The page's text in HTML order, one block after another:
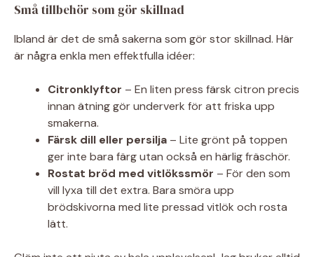
Små tillbehör som gör skillnad
Ibland är det de små sakerna som gör stor skillnad. Här
är några enkla men effektfulla idéer:
Citronklyftor – En liten press färsk citron precis
innan ätning gör underverk för att friska upp
smakerna.
Färsk dill eller persilja – Lite grönt på toppen
ger inte bara färg utan också en härlig fräschör.
Rostat bröd med vitlökssmör – För den som
vill lyxa till det extra. Bara smöra upp
brödskivorna med lite pressad vitlök och rosta
lätt.